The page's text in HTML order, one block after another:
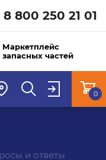
8 800 250 21 01
Маркетплейс
запасных частей
0
и ответы